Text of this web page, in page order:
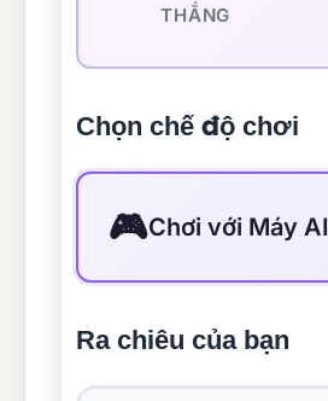
THẮNG
Chọn chế độ chơi
🎮Chơi với Máy AI
Ra chiêu của bạn